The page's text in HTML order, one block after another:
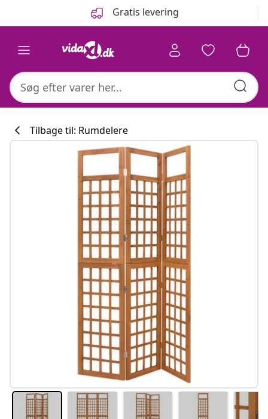
Gratis levering
#sharemevidaxl
Tilbage til: Rumdelere